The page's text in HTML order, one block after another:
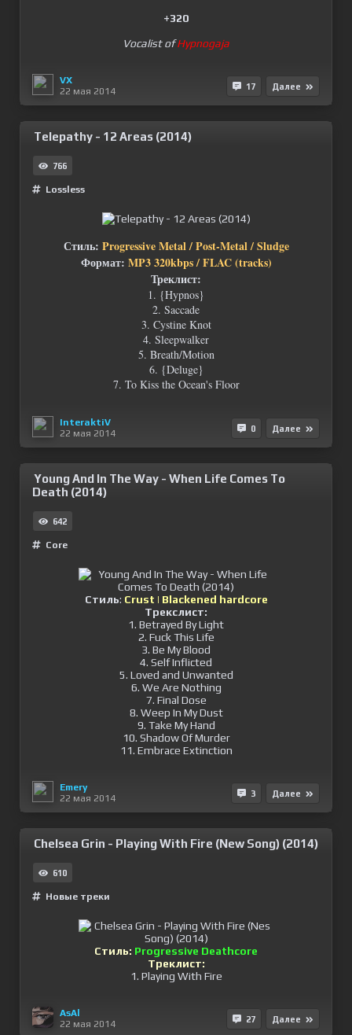
+320
Vocalist ofHypnogaja
VX
22 мая 2014
17 Далее
Telepathy - 12 Areas (2014)
766
Lossless
Стиль: Progressive Metal / Post-Metal / Sludge
Формат: MP3 320kbps / FLAC (tracks)
Треклист:
1. {Hypnos}
2. Saccade
3. Cystine Knot
4. Sleepwalker
5. Breath/Motion
6. {Deluge}
7. To Kiss the Ocean's Floor
InteraktiV
22 мая 2014
0 Далее
Young And In The Way - When Life Comes To
Death (2014)
642
Сore
Стиль: Crust | Blackened hardcore
Трекcлист:
1. Betrayed By Light
2. Fuck This Life
3. Be My Blood
4. Self Inflicted
5. Loved and Unwanted
6. We Are Nothing
7. Final Dose
8. Weep In My Dust
9. Take My Hand
10. Shadow Of Murder
11. Embrace Extinction
Emery
22 мая 2014
3 Далее
Chelsea Grin - Playing With Fire (New Song) (2014)
610
Новые треки
Стиль: Progressive Deathcore
Треклист:
1. Playing With Fire
AsAl
22 мая 2014
27 Далее